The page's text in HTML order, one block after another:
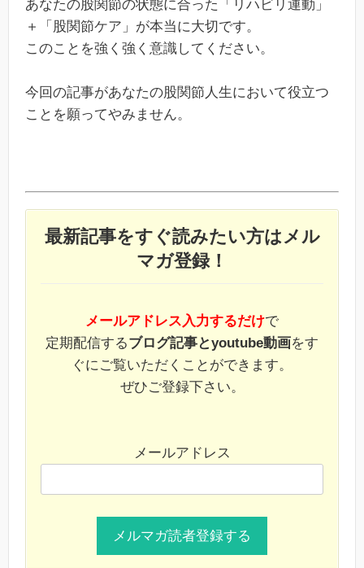
あなたの股関節の状態に合った「リハビリ運動」
＋「股関節ケア」が本当に大切です。
このことを強く強く意識してください。
今回の記事があなたの股関節人生において役立つ
ことを願ってやみません。
最新記事をすぐ読みたい方はメル
マガ登録！
メールアドレス入力するだけで
定期配信するブログ記事とyoutube動画をす
ぐにご覧いただくことができます。
ぜひご登録下さい。
メールアドレス